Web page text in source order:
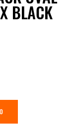
BLACK